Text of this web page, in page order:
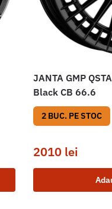
JANTA GMP
Black CB 66.6
2 BUC. PE STOC
2010 lei